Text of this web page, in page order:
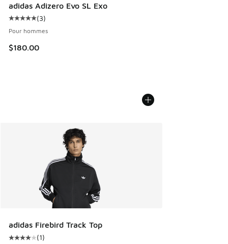
adidas Adizero Evo SL Exo
Cote moyenne du client - [5 sur 5 étoiles], 3 commentaires
(3)
Pour hommes
$180.00
adidas Firebird Track Top
Cote moyenne du client - [4 sur 5 étoiles], 1 commentaires
(1)